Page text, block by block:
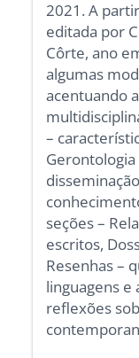
2021. A
editada por
Côrte, ano
algumas
acentuando
–
seções –
escritos,
Resenhas –
linguagens e
reflexões